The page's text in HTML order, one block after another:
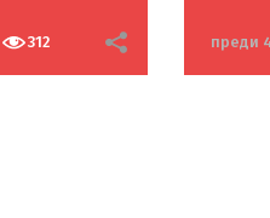
312 преди